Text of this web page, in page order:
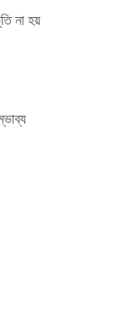
না হয়